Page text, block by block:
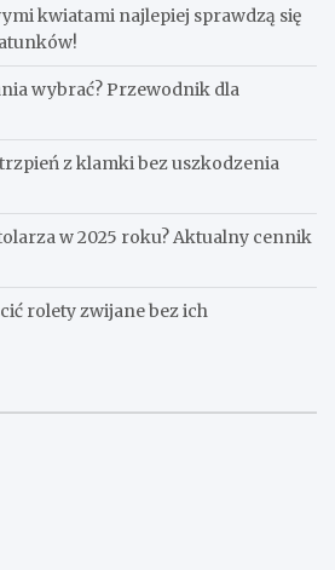
kwiatami najlepiej sprawdzą się
wybrać? Przewodnik dla
z klamki bez uszkodzenia
w 2025 roku? Aktualny cennik
rolety zwijane bez ich